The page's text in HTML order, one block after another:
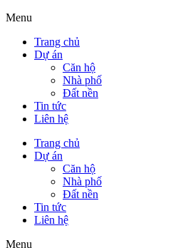
Menu
Trang chủ
Dự án
Căn hộ
Nhà phố
Đất nền
Tin tức
Liên hệ
Trang chủ
Dự án
Căn hộ
Nhà phố
Đất nền
Tin tức
Liên hệ
Menu